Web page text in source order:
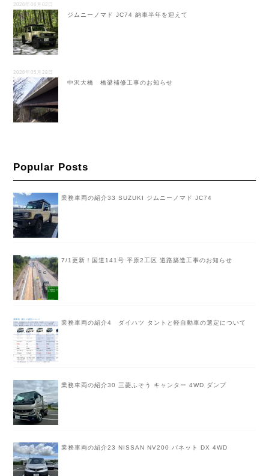
2026年06月02日
ジムニーノマド JC74 納車半年を迎えて
2026年05月28日
中沢大橋 橋梁補修工事のお知らせ
Popular Posts
業務車両の紹介33 SUZUKI ジムニーノマド JC74
7/1更新！国道141号 平原2工区 道路築造工事のお知らせ
業務車両の紹介4 ダイハツ タントと軽自動車の選定について
業務車両の紹介30 三菱ふそう キャンター 4WD ダンプ
業務車両の紹介23 NISSAN NV200 バネット DX 4WD